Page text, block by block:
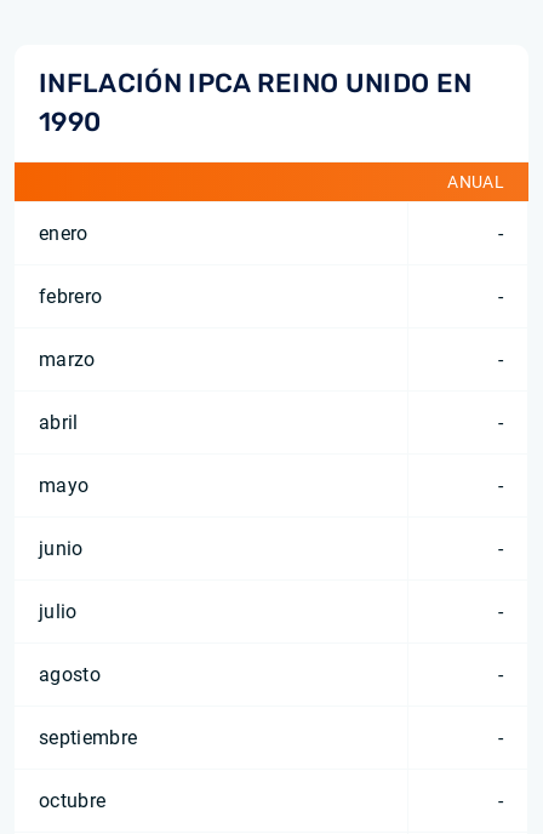
INFLACIÓN IPCA REINO UNIDO EN
1990
ANUAL
enero -
febrero -
marzo -
abril -
mayo -
junio -
julio -
agosto -
septiembre -
octubre -